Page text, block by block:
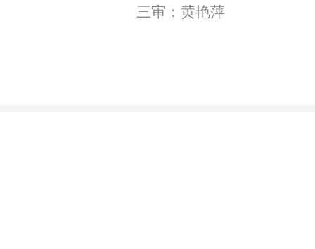
三审：黄艳萍